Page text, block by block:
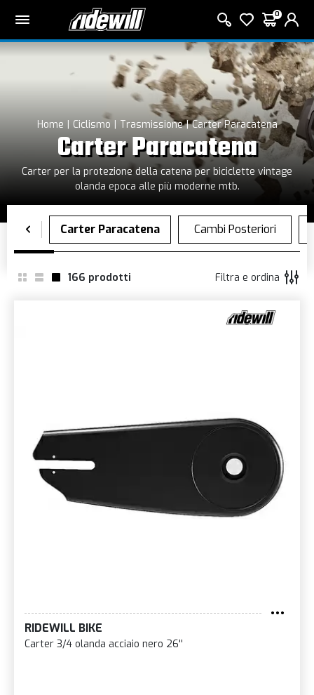
0
Home Ciclismo Trasmissione Carter Paracatena
Carter Paracatena
Carter per la protezione della catena per biciclette vintage
olanda epoca alle più moderne mtb.
166 prodotti Filtra e ordina
RIDEWILL BIKE
Carter 3/4 olanda acciaio nero 26''